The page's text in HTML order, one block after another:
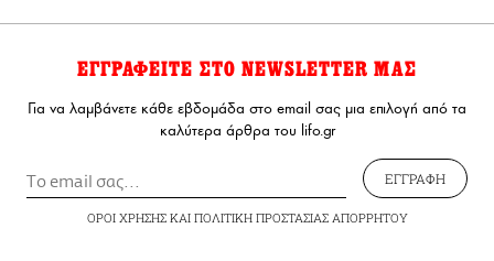
ΕΓΓΡΑΦΕΙΤΕ ΣΤΟ NEWSLETTER ΜΑΣ
Για να λαμβάνετε κάθε εβδομάδα στο email σας μια επιλογή από τα
καλύτερα άρθρα του lifo.gr
ΕΓΓΡΑΦΗ
ΟΡΟΙ ΧΡΗΣΗΣΚΑΙ ΠΟΛΙΤΙΚΗ ΠΡΟΣΤΑΣΙΑΣ ΑΠΟΡΡΗΤΟΥ